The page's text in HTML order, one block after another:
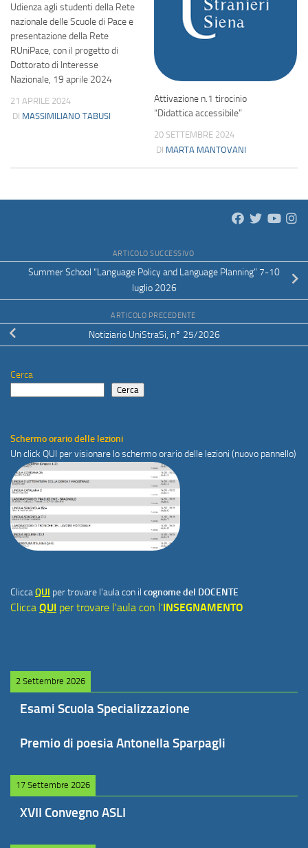
Udienza agli studenti della Rete
nazionale delle Scuole di Pace e
presentazione della Rete
RUniPace, con il progetto di
Dottorato di Interesse
Nazionale, 19 aprile 2024
21 APRILE 2024
DI MASSIMILIANO TABUSI
Attivazione n.1 tirocinio
“Didattica accessibile”
20 SETTEMBRE 2024
DI MARTA MANTOVANI
ARTICOLO SUCCESSIVO
Summer School “Language Policy and Language Planning” 7-10
luglio 2026
ARTICOLO PRECEDENTE
Notiziario UniStraSi, n° 25/2026
Cerca
Cerca
Schermo orario delle lezioni
Un click QUI per visionare lo schermo orario delle lezioni (nuovo pannello)
CliccaQUI per trovare l'aula con il cognome del DOCENTE
Clicca QUI per trovare l'aula con l'INSEGNAMENTO
2 Settembre 2026
Esami Scuola Specializzazione
Premio di poesia Antonella Sparpagli
17 Settembre 2026
XVII Convegno ASLI